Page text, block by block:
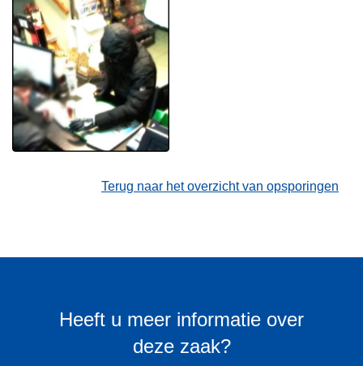
Terug naar het overzicht van opsporingen
Heeft u meer informatie over
deze zaak?